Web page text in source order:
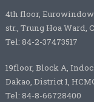
4th floor,
str., Trung Hoa Ward,
Tel: 84-2-37473517
19floor, Block A,
Dakao, District 1,
Tel: 84-8-66728400